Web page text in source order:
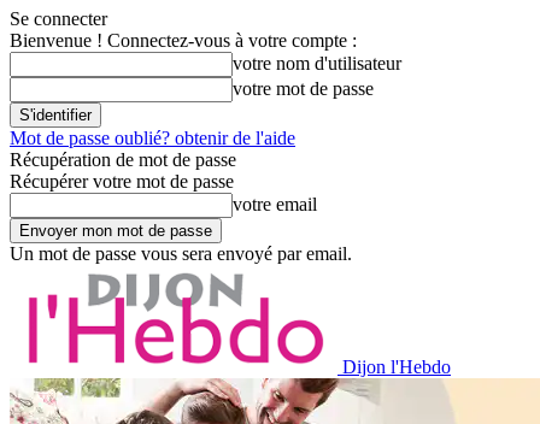
Se connecter
Bienvenue ! Connectez-vous à votre compte :
votre nom d'utilisateur
votre mot de passe
Mot de passe oublié? obtenir de l'aide
Récupération de mot de passe
Récupérer votre mot de passe
votre email
Un mot de passe vous sera envoyé par email.
Dijon l'Hebdo